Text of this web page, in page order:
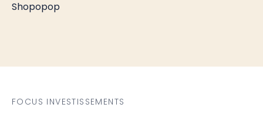
Shopopop
FOCUS INVESTISSEMENTS